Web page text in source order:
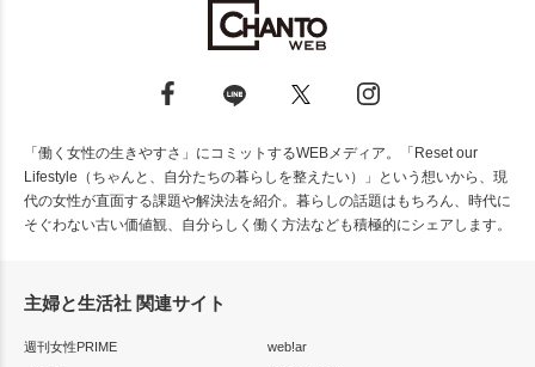
「働く女性の生きやすさ」にコミットするWEBメディア。「Reset our
Lifestyle（ちゃんと、自分たちの暮らしを整えたい）」という想いから、現
代の女性が直面する課題や解決法を紹介。暮らしの話題はもちろん、時代に
そぐわない古い価値観、自分らしく働く方法なども積極的にシェアします。
主婦と生活社 関連サイト
週刊女性PRIME
web!ar